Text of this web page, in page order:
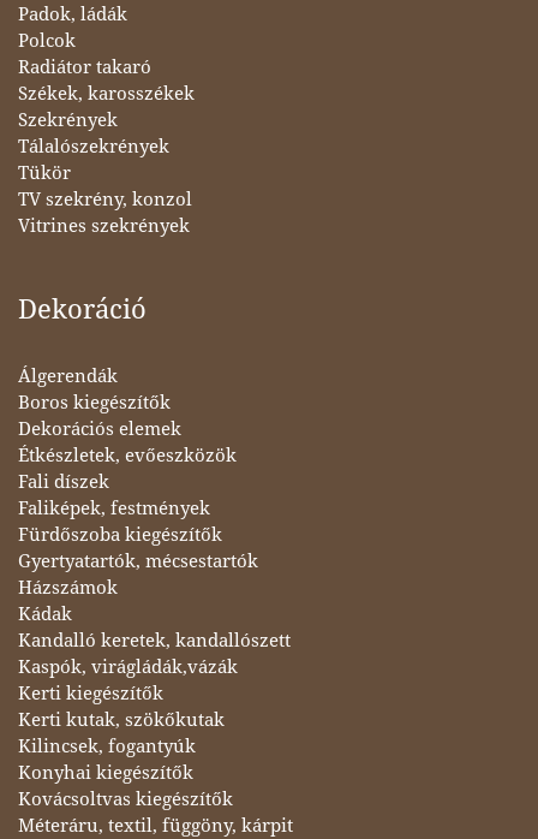
Padok, ládák
Polcok
Radiátor takaró
Székek, karosszékek
Szekrények
Tálalószekrények
Tükör
TV szekrény, konzol
Vitrines szekrények
Dekoráció
Álgerendák
Boros kiegészítők
Dekorációs elemek
Étkészletek, evőeszközök
Fali díszek
Faliképek, festmények
Fürdőszoba kiegészítők
Gyertyatartók, mécsestartók
Házszámok
Kádak
Kandalló keretek, kandallószett
Kaspók, virágládák,vázák
Kerti kiegészítők
Kerti kutak, szökőkutak
Kilincsek, fogantyúk
Konyhai kiegészítők
Kovácsoltvas kiegészítők
Méteráru, textil, függöny, kárpit